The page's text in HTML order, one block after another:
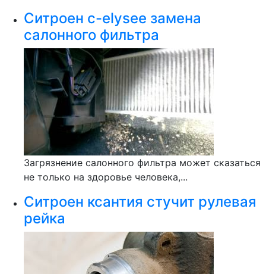
Ситроен с-elysee замена
салонного фильтра
Загрязнение салонного фильтра может сказаться
не только на здоровье человека,...
Ситроен ксантия стучит рулевая
рейка